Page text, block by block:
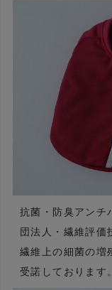
抗菌・防臭アンチ
団法人・繊維評価
繊維上の細菌の増
受諾しております。